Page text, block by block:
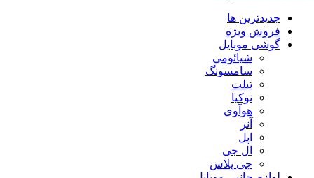
جدیدترین ها
فروش ویژه
گوشی موبایل
شیائومی
سامسونگ
تبلت
نوکیا
هوآوی
آنر
اپل
ال جی
جی پلاس